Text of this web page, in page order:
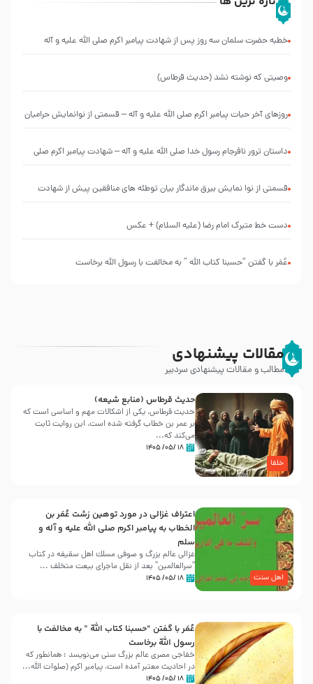
خطبه حضرت سلمان سه روز پس از شهادت پیامبر اکرم صلی الله علیه و آله
وصیتی که نوشته نشد (حدیث قرطاس)
روزهای آخر حیات پیامبر اکرم صلی الله علیه و آله – قسمتی از نوانمایش حرامیان
‌‌‌‌‌‌‌داستان ترور نافرجام رسول خدا صلی الله علیه و آله – شهادت پیامبر اکرم صلی
قسمتی از نوا نمایش بیرق ماندگار بیان توطئه های منافقین پیش از شهادت
دست خط متبرک امام رضا (علیه السلام) + عکس
عُمَر با گفتن “حسبنا كتاب اللّه ” به مخالفت با رسول اللّه برخاست
مقالات پیشنهادی
مطالب و مقالات پیشنهادی سردبیر
خلفا
حدیث قرطاس (منابع شیعه)
حدیث قرطاس، یکی از اشکالات مهم و اساسی است که
بر عمر بن خطاب گرفته شده است، این روایت ثابت
می‌کند که...
۱۸ /۰۵/ ۱۴۰۵
اهل سنت
اعتراف غزالی در مورد توهین زشت عُمَر بن
الخطاب به پیامبر اکرم صلی الله علیه و آله و
سلم
غزالی عالم بزرگ و صوفی مسلك اهل سقيفه در کتاب
“سرالعالمین” بعد از نقل ماجرای بیعت متخلف ...
۱۸ /۰۵/ ۱۴۰۵
عُمَر با گفتن “حسبنا كتاب اللّه ” به مخالفت با
رسول اللّه برخاست
خفاجی مصری عالم بزرگ سنی می‌نویسد : همانطور که
در احادیث معتبر آمده است، پیامبر اکرم (صلوات اللّه...
۱۸ /۰۵/ ۱۴۰۵